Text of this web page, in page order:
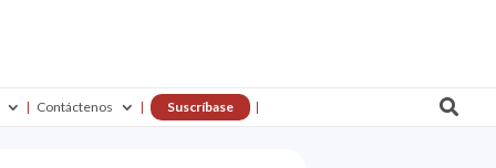
Contáctenos Suscríbase 